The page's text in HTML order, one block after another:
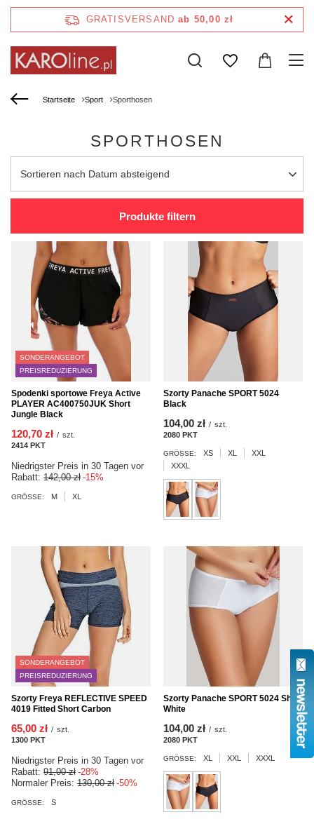
GRATISVERSAND ab 50,00 zł
Startseite Sport Sporthosen
SPORTHOSEN
Sortierung ändern
Sortieren nach Datum absteigend
Produkte filtern
SONDERANGEBOT
PREISREDUZIERUNG
Spodenki sportowe Freya Active
PLAYER AC400750JUK Short
Jungle Black
120,70 zł / szt.
2414 PKT
Niedrigster Preis in 30 Tagen vor
Rabatt: 142,00 zł -15%
GRÖSSE: M XL
Szorty Panache SPORT 5024
Black
104,00 zł / szt.
2080 PKT
GRÖSSE: XS XL
XXL
XXXL
SONDERANGEBOT
PREISREDUZIERUNG
Szorty Freya REFLECTIVE SPEED
4019 Fitted Short Carbon
65,00 zł / szt.
1300 PKT
Niedrigster Preis in 30 Tagen vor
Rabatt: 91,00 zł -28%
Normaler Preis: 130,00 zł -50%
GRÖSSE: S
Szorty Panache SPORT 5024 Short
White
104,00 zł / szt.
2080 PKT
GRÖSSE: XL XXL XXXL